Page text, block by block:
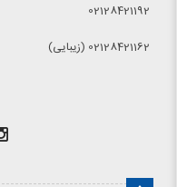
02128421192
02128421162 (زیبایی)